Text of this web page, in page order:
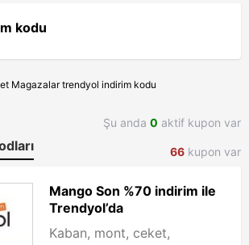
kodu
Magazalar trendyol indirim kodu
Şu anda 0 aktif kupon var
66 kupon var
Mango Son %70 indirim ile
Trendyol’da
Kaban, mont, ceket,